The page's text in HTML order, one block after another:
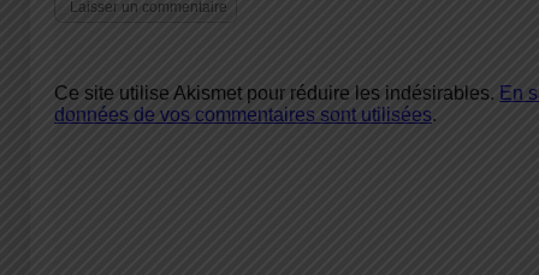
Ce site utilise Akismet pour réduire les indésirables. En
données de vos commentaires sont utilisées.